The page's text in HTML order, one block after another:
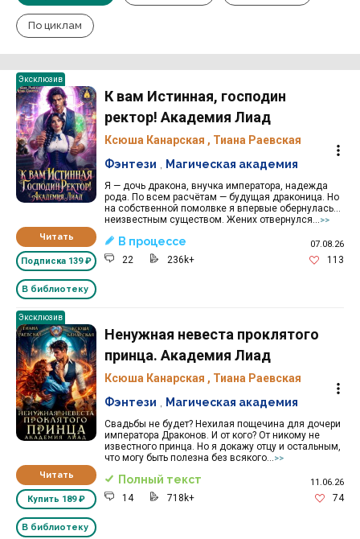
По циклам
Эксклюзив
Читать
Подписка 139 ₽
В библиотеку
К вам Истинная, господин
ректор! Академия Лиад
Ксюша Канарская , Тиана Раевская
Я — дочь дракона, внучка императора, надежда
рода. По всем расчётам — будущая драконица. Но
на собственной помолвке я впервые обернулась…
неизвестным существом. Жених отвернулся...>>
Фэнтези Магическая академия
В процессе 07.08.26
22 236k+ 113
Эксклюзив
Читать
Купить 189 ₽
В библиотеку
Ненужная невеста проклятого
принца. Академия Лиад
Ксюша Канарская , Тиана Раевская
Свадьбы не будет? Нехилая пощечина для дочери
императора Драконов. И от кого? От никому не
известного принца. Но я докажу отцу и остальным,
что могу быть полезна без всякого...>>
Фэнтези Магическая академия
Полный текст 11.06.26
14 718k+ 74